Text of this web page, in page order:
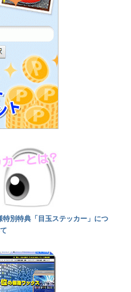
別特典「目玉ステッカー」につ